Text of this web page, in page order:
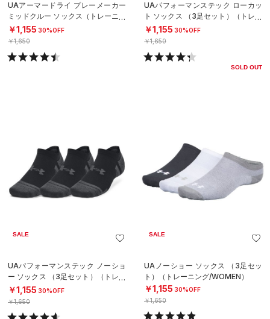
UAアーマードライ プレーメーカー
ミッドクルー ソックス（トレーニン
グ/UNISEX）
￥1,155 30%OFF
￥1,650
UAパフォーマンステック ローカッ
ト ソックス （3足セット）（トレー
ニング/UNISEX）
￥1,155 30%OFF
￥1,650
SOLD OUT
SALE
UAパフォーマンステック ノーショ
ー ソックス （3足セット）（トレー
ニング/UNISEX）
￥1,155 30%OFF
￥1,650
SALE
UAノーショー ソックス （3足セッ
ト）（トレーニング/WOMEN）
￥1,155 30%OFF
￥1,650